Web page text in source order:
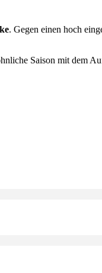
. Gegen einen hoch
Saison mit dem